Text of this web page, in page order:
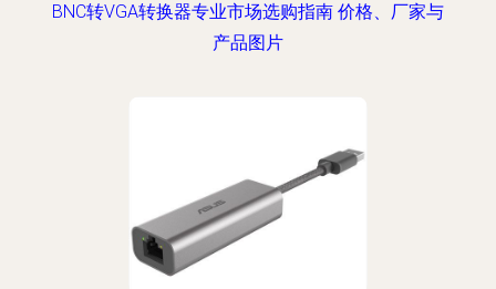
BNC转VGA转换器专业市场选购指南 价格、厂家与
产品图片